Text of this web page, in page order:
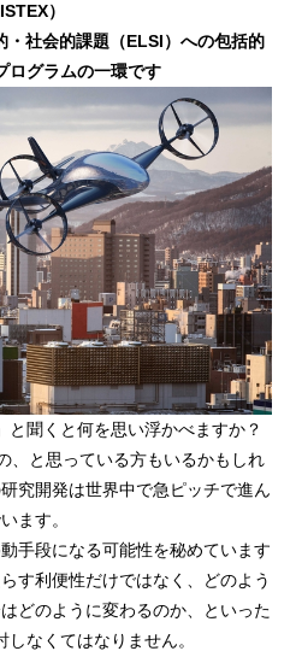
）
・社会的課題（ELSI）への包括的
ログラムの一環です
聞くと何を思い浮かべますか？
、と思っている方もいるかもしれ
究開発は世界中で急ピッチで進ん
ます。
手段になる可能性を秘めています
す利便性だけではなく、どのよう
どのように変わるのか、といった
しなくてはなりません。